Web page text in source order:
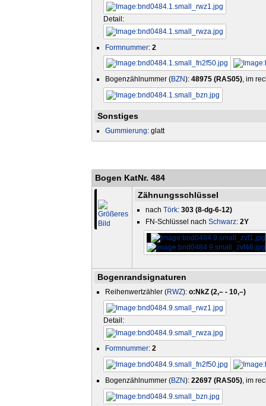
Detail:
Formnummer: 2
Bogenzählnummer (BZN): 48975 (RAS05), im
Sonstiges
Gummierung: glatt
Bogen KatNr. 484
Zähnungsschlüssel
nach Törk: 303 (8-dg-6-12)
FN-Schlüssel nach Schwarz: 2Y
Bogenrandsignaturen
Reihenwertzähler (RWZ): o:NkZ (2,– - 10,–)
Detail:
Formnummer: 2
Bogenzählnummer (BZN): 22697 (RAS05), im